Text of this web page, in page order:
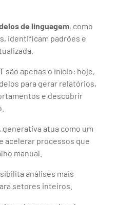
de linguagem, como
identificam padrões e
são apenas o início: hoje,
para gerar relatórios,
e descobrir
generativa atua como um
acelerar processos que
manual.
análises mais
setores inteiros.